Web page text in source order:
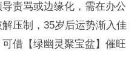
责骂或边缘化，需在办公
压制，35岁后运势渐入佳
借【绿幽灵聚宝盆】催旺